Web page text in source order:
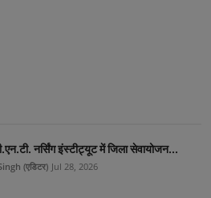
नर्सिंग इंस्टीट्यूट में जिला सेवायोजन...
(एडिटर) Jul 28, 2026